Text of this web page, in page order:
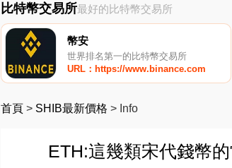
比特幣交易所最好的比特幣交易所
幣安
世界排名第一的比特幣交易所
URL：https://www.binance.com
首頁 > SHIB最新價格 > Info
ETH:這幾類宋代錢幣